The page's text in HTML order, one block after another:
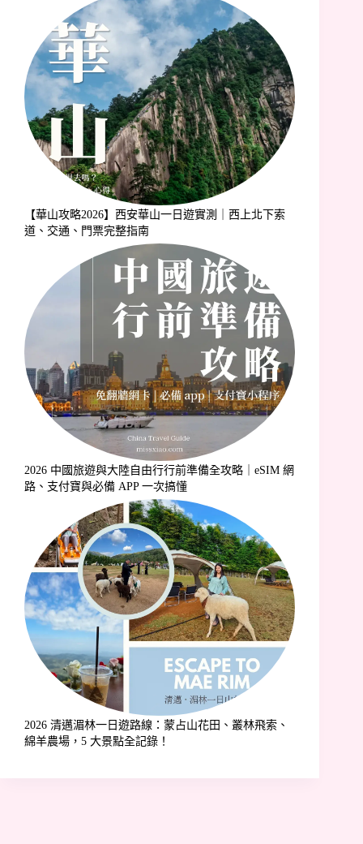
【華山攻略2026】西安華山一日遊實測｜西上北下索
道、交通、門票完整指南
2026 中國旅遊與大陸自由行行前準備全攻略｜eSIM 網
路、支付寶與必備 APP 一次搞懂
2026 清邁湄林一日遊路線：蒙占山花田、叢林飛索、
綿羊農場，5 大景點全記錄！